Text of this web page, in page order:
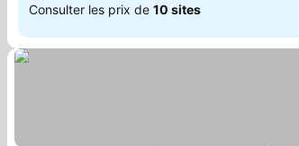
Consulter les prix de 10 sites